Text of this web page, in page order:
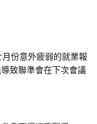
份意外疲弱的就業報
致聯準會在下次會議